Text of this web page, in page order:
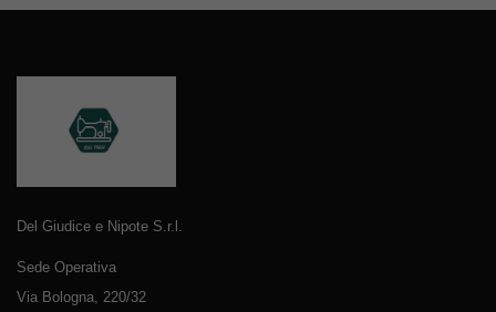
Del Giudice e Nipote S.r.l.
Sede Operativa
Via Bologna, 220/32